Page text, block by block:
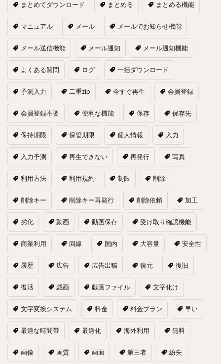
まとめてダウンロード まとめる まとめる機能
マニュアル メール メールでお知らせ機能
メール送信機能 メール通知 メール通知機能
よくある質問 ログ 一括ダウンロード
予測入力 二重zip 今すぐ再生 会員登録
会員登録不要 便利な機能 保存 保存先
保持期限 保管期限 個人情報 入力
入力予測 再生できない 再発行 写真
利用方法 利用規約 制限 削除
削除キー 削除キー再発行 削除依頼 加工
劣化 動画 動画保存 受け取り確認機能
商業利用 回線 国内 大容量 安全性
履歴 広告 広告出稿 復元 復旧
復活 戯画 戯画ファイル 文字化け
文字変換システム 料金 料金プラン 早い
最適な時間帯 最適化 海外利用 無料
画像 画質 画面 第三者 紛失